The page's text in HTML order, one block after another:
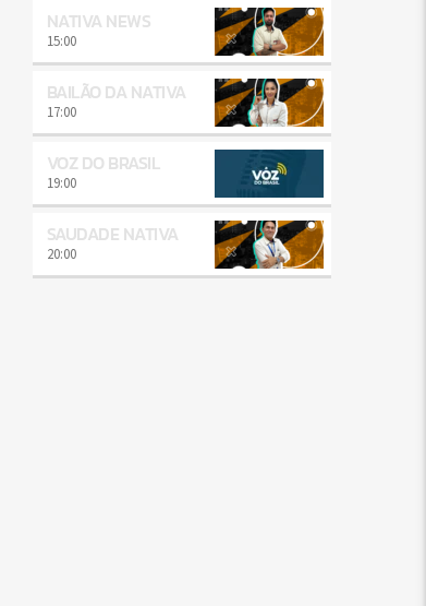
NATIVA NEWS
15:00
BAILÃO DA NATIVA
17:00
VOZ DO BRASIL
19:00
SAUDADE NATIVA
20:00